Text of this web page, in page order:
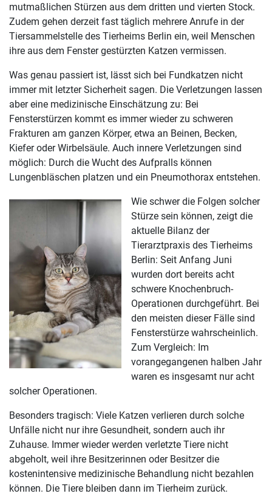
mutmaßlichen Stürzen aus dem dritten und vierten Stock.
Zudem gehen derzeit fast täglich mehrere Anrufe in der
Tiersammelstelle des Tierheims Berlin ein, weil Menschen
ihre aus dem Fenster gestürzten Katzen vermissen.
Was genau passiert ist, lässt sich bei Fundkatzen nicht
immer mit letzter Sicherheit sagen. Die Verletzungen lassen
aber eine medizinische Einschätzung zu: Bei
Fensterstürzen kommt es immer wieder zu schweren
Frakturen am ganzen Körper, etwa an Beinen, Becken,
Kiefer oder Wirbelsäule. Auch innere Verletzungen sind
möglich: Durch die Wucht des Aufpralls können
Lungenbläschen platzen und ein Pneumothorax entstehen.
Wie schwer die Folgen solcher
Stürze sein können, zeigt die
aktuelle Bilanz der
Tierarztpraxis des Tierheims
Berlin: Seit Anfang Juni
wurden dort bereits acht
schwere Knochenbruch-
Operationen durchgeführt. Bei
den meisten dieser Fälle sind
Fensterstürze wahrscheinlich.
Zum Vergleich: Im
vorangegangenen halben Jahr
waren es insgesamt nur acht
solcher Operationen.
Besonders tragisch: Viele Katzen verlieren durch solche
Unfälle nicht nur ihre Gesundheit, sondern auch ihr
Zuhause. Immer wieder werden verletzte Tiere nicht
abgeholt, weil ihre Besitzerinnen oder Besitzer die
kostenintensive medizinische Behandlung nicht bezahlen
können. Die Tiere bleiben dann im Tierheim zurück.